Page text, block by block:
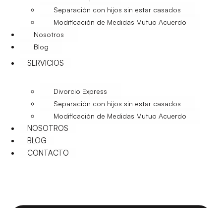
Separación con hijos sin estar casados
Modificación de Medidas Mutuo Acuerdo
Nosotros
Blog
SERVICIOS
Divorcio Express
Separación con hijos sin estar casados
Modificación de Medidas Mutuo Acuerdo
NOSOTROS
BLOG
CONTACTO